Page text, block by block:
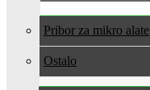
Pribor za mikro alate
Ostalo